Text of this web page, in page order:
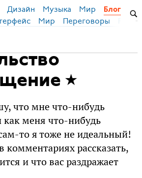
Дизайн Музыка Мир Блог
Мир Переговоры
что мне что-нибудь
как меня что-нибудь
то я тоже не идеальный!
комментариях рассказать,
и что вас раздражает